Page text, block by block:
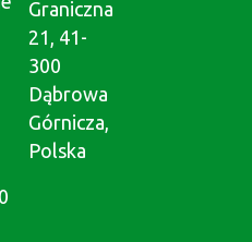
Graniczna
21, 41-
300
Dąbrowa
Górnicza,
Polska